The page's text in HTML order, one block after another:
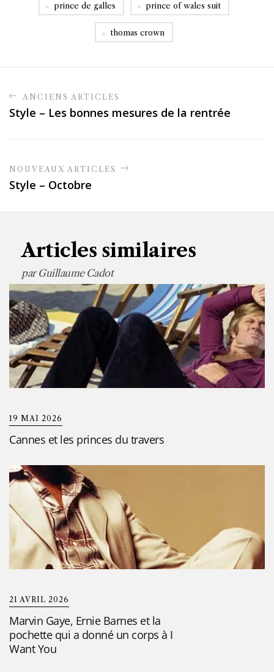
prince de galles prince of wales suit
thomas crown
ANCIENS ARTICLES
Style – Les bonnes mesures de la rentrée
NOUVEAUX ARTICLES
Style – Octobre
Articles similaires
19 MAI 2026
Cannes et les princes du travers
21 AVRIL 2026
Marvin Gaye, Ernie Barnes et la
pochette qui a donné un corps à I
Want You